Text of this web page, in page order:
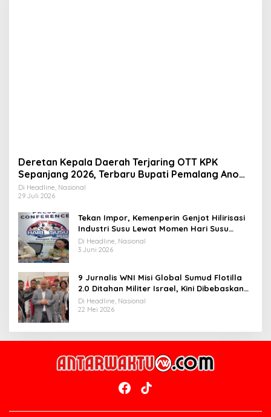
Deretan Kepala Daerah Terjaring OTT KPK
Sepanjang 2026, Terbaru Bupati Pemalang Anom
Widiyantoro
Di Headline, Nasional
29 Juli 2026
Tekan Impor, Kemenperin Genjot Hilirisasi
Industri Susu Lewat Momen Hari Susu
Nusantara 2026
Di Headline, Nasional
3 Juni 2026
9 Jurnalis WNI Misi Global Sumud Flotilla
2.0 Ditahan Militer Israel, Kini Dibebaskan
dan Dievakuasi ke Istanbul
Di Headline, Nasional
22 Mei 2026